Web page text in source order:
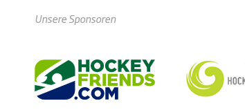
Unsere Sponsoren